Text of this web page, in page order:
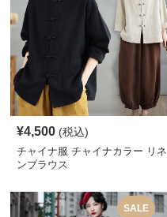
¥4,500 (税込)
チャイナ服 チャイナカラー リネ
ンブラウス
SALE